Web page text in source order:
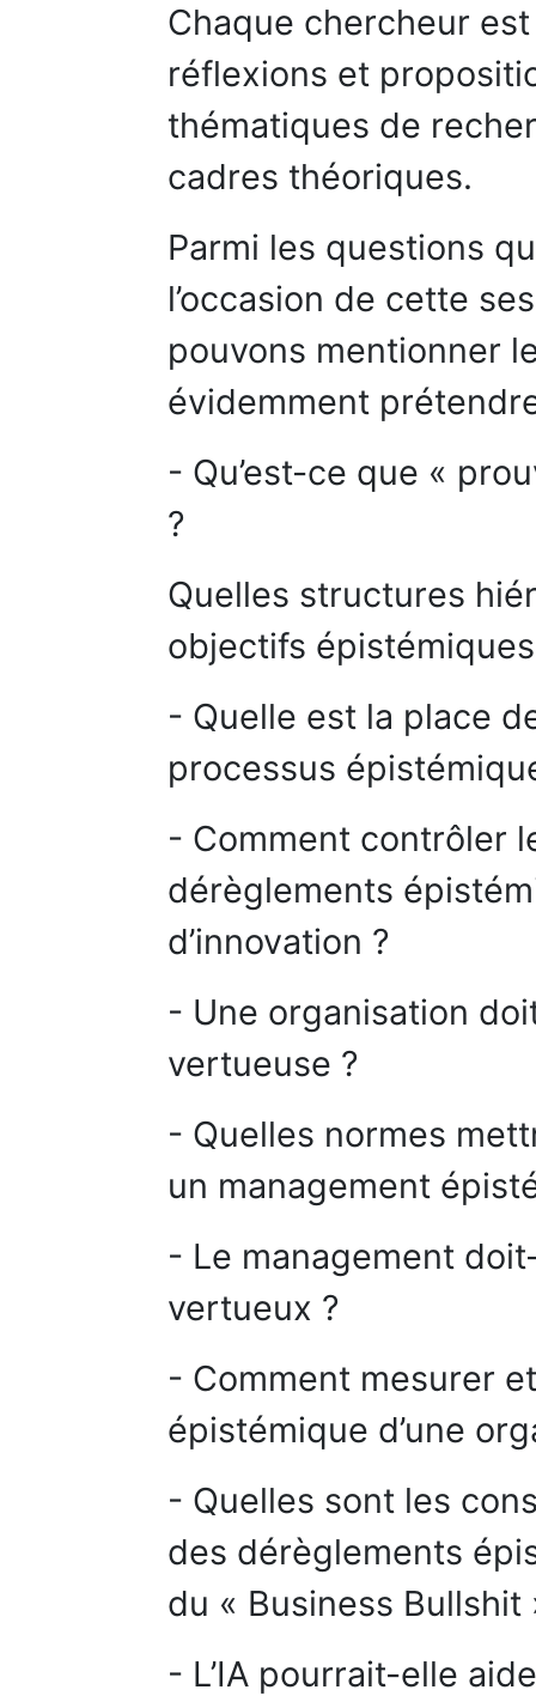
Chaque chercheur
réflexions et
thématiques de
cadres théoriques.
Parmi les questions
l’occasion de cette
pouvons mentionner
évidemment
- Qu’est-ce que «
?
Quelles structures
objectifs
- Quelle est la place
processus
- Comment contrôler
dérèglements
d’innovation ?
- Une organisation
vertueuse ?
- Quelles normes
un management
- Le management
vertueux ?
- Comment mesurer
épistémique d’une
- Quelles sont les
des dérèglements
du « Business Bullshit
- L’IA pourrait-elle